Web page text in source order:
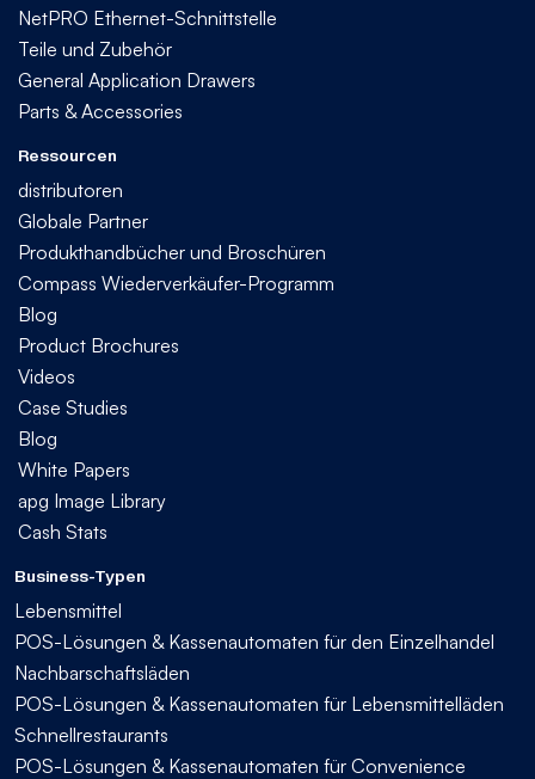
NetPRO Ethernet-Schnittstelle
Teile und Zubehör
General Application Drawers
Parts & Accessories
Ressourcen
distributoren
Globale Partner
Produkthandbücher und Broschüren
Compass Wiederverkäufer-Programm
Blog
Product Brochures
Videos
Case Studies
Blog
White Papers
apg Image Library
Cash Stats
Business-Typen
Lebensmittel
POS-Lösungen & Kassenautomaten für den Einzelhandel
Nachbarschaftsläden
POS-Lösungen & Kassenautomaten für Lebensmittelläden
Schnellrestaurants
POS-Lösungen & Kassenautomaten für Convenience